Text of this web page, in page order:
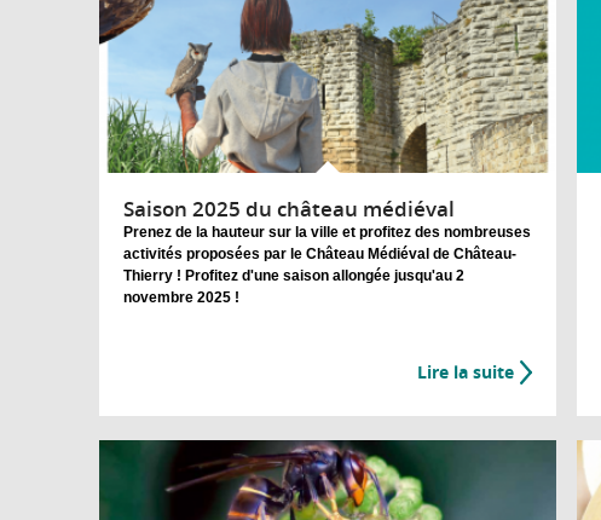
Saison 2025 du château médiéval
Prenez de la hauteur sur la ville et profitez des nombreuses
activités proposées par le Château Médiéval de Château-
Thierry ! Profitez d'une saison allongée jusqu'au 2
novembre 2025 !
Lire la suite